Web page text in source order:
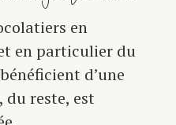
en
en particulier du
d’une
reste, est